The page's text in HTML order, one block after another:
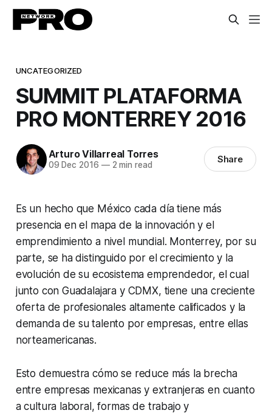
UNCATEGORIZED
SUMMIT PLATAFORMA
PRO MONTERREY 2016
Arturo Villarreal Torres
09 Dec 2016 —2 min read Share
Es un hecho que México cada día tiene más
presencia en el mapa de la innovación y el
emprendimiento a nivel mundial. Monterrey, por su
parte, se ha distinguido por el crecimiento y la
evolución de su ecosistema emprendedor, el cual
junto con Guadalajara y CDMX, tiene una creciente
oferta de profesionales altamente calificados y la
demanda de su talento por empresas, entre ellas
norteamericanas.
Esto demuestra cómo se reduce más la brecha
entre empresas mexicanas y extranjeras en cuanto
a cultura laboral, formas de trabajo y